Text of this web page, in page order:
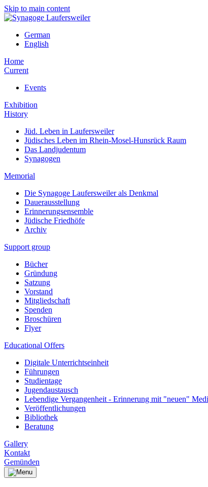
Skip to main content
German
English
Home
Current
Events
Exhibition
History
Jüd. Leben in Laufersweiler
Jüdisches Leben im Rhein-Mosel-Hunsrück Raum
Das Landjudentum
Synagogen
Memorial
Die Synagoge Laufersweiler als Denkmal
Dauerausstellung
Erinnerungsensemble
Jüdische Friedhöfe
Archiv
Support group
Bücher
Gründung
Satzung
Vorstand
Mitgliedschaft
Spenden
Broschüren
Flyer
Educational Offers
Digitale Unterrichtseinheit
Führungen
Studientage
Jugendaustausch
Lebendige Vergangenheit - Erinnerung mit "neuen"
Veröffentlichungen
Bibliothek
Beratung
Gallery
Kontakt
Gemünden